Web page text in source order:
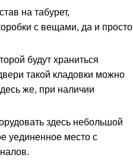
на табурет,
с вещами, да и просто
будут храниться
такой кладовки можно
же, при наличии
здесь небольшой
уединенное место с